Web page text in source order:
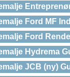
Ford MF
Ford
Hydrema
JCB (ny)